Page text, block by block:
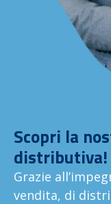
Scopri la
distributiva!
Grazie
vendita, di